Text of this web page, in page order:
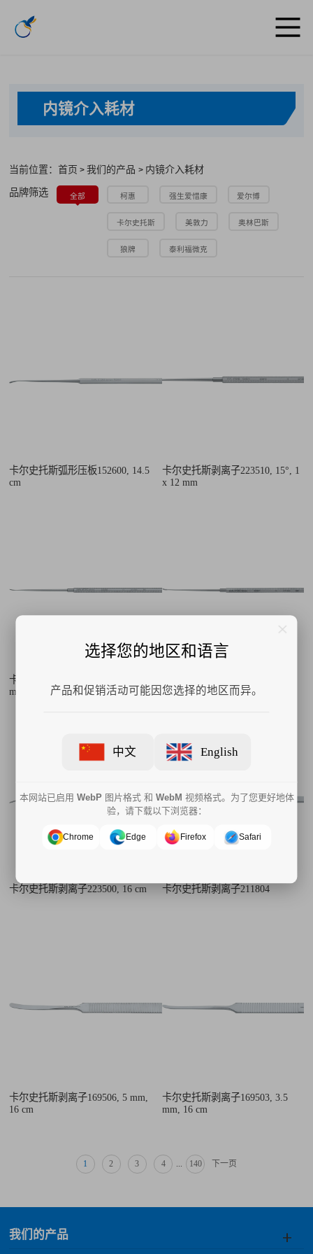
内镜介入耗材
当前位置：首页 >我们的产品> 内镜介入耗材
品牌筛选 全部 柯惠 强生爱惜康 爱尔博
卡尔史托斯 美敦力 奥林巴斯
狼牌 泰利福微克
卡尔史托斯弧形压板152600, 14.5
cm
卡尔史托斯剥离子223510, 15°, 1
x 12 mm
卡尔史托斯剥离子223502, 0.7
mm, 16 cm
mm, 16 cm
卡尔史托斯剥离子223500, 16 cm 卡尔史托斯剥离子211804
卡尔史托斯剥离子169506, 5 mm,
16 cm
卡尔史托斯剥离子169503, 3.5
mm, 16 cm
1 2 3 4 ... 140 下一页
我们的产品
选择您的地区和语言
产品和促销活动可能因您选择的地区而异。
中文 English
本网站已启用 WebP 图片格式 和 WebM 视频格式。为了您更好地体
验，请下载以下浏览器：
Chrome Edge Firefox Safari